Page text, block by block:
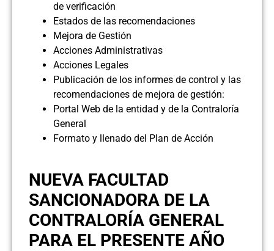
de verificación
Estados de las recomendaciones
Mejora de Gestión
Acciones Administrativas
Acciones Legales
Publicación de los informes de control y las
recomendaciones de mejora de gestión:
Portal Web de la entidad y de la Contraloría
General
Formato y llenado del Plan de Acción
NUEVA FACULTAD
SANCIONADORA DE LA
CONTRALORÍA GENERAL
PARA EL PRESENTE AÑO